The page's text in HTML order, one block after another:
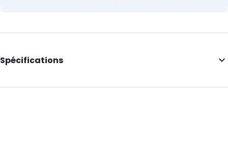
Spécifications
Informations complémentaires: Adapté aux boîtes aux lettres